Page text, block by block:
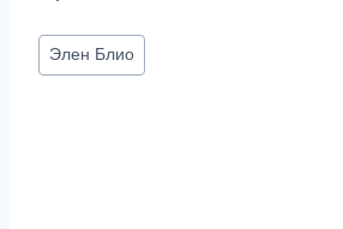
Метки
записи:
Элен Блио